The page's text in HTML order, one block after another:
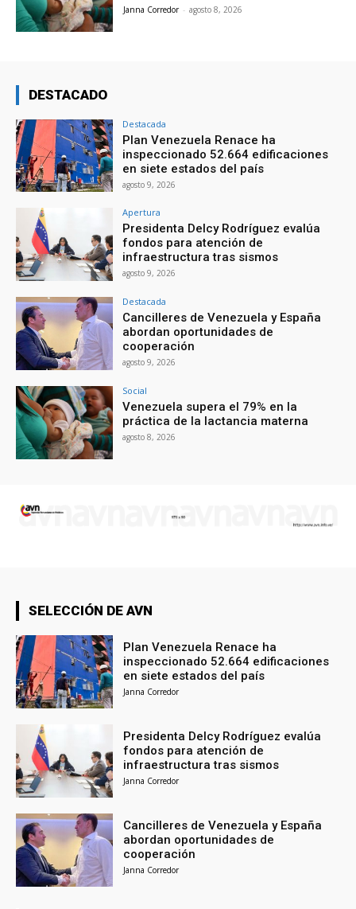
Janna Corredor - agosto 8, 2026
DESTACADO
Destacada
Plan Venezuela Renace ha
inspeccionado 52.664 edificaciones
en siete estados del país
agosto 9, 2026
Apertura
Presidenta Delcy Rodríguez evalúa
fondos para atención de
infraestructura tras sismos
agosto 9, 2026
Destacada
Cancilleres de Venezuela y España
abordan oportunidades de
cooperación
agosto 9, 2026
Social
Venezuela supera el 79% en la
práctica de la lactancia materna
agosto 8, 2026
SELECCIÓN DE AVN
Plan Venezuela Renace ha
inspeccionado 52.664 edificaciones
en siete estados del país
Janna Corredor
Presidenta Delcy Rodríguez evalúa
fondos para atención de
infraestructura tras sismos
Janna Corredor
Cancilleres de Venezuela y España
abordan oportunidades de
cooperación
Janna Corredor